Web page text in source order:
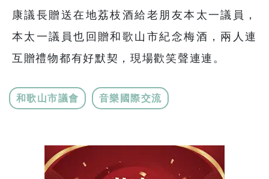
康議長贈送在地荔枝酒給老朋友本太一議員，
本太一議員也回贈和歌山市紀念梅酒，兩人連
互贈禮物都有好默契，現場歡笑聲連連。
和歌山市議會 音樂國際交流